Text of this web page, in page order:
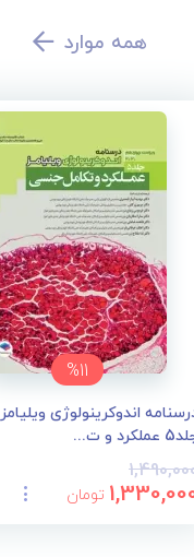
همه موارد
%11
و ت...
تومان